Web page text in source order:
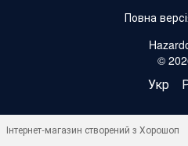
Повна
©
Укр
Інтернет-магазин створений з Хорошоп